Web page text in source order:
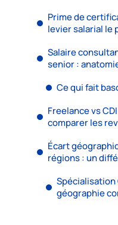
Prime de
levier salarial le
Salaire
senior :
Ce qui fait
Freelance vs
comparer les
Écart
régions : un
Spécialisation
géographie